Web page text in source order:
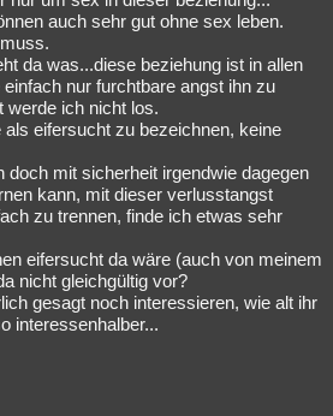
auch sehr gut ohne sex leben.
da was...diese beziehung ist in allen
nur furchtbare angst ihn zu
werde ich nicht los.
eifersucht zu bezeichnen, keine
doch mit sicherheit irgendwie dagegen
kann, mit dieser verlusstangst
zu trennen, finde ich etwas sehr
eifersucht da wäre (auch von meinem
nicht gleichgültig vor?
gesagt noch interessieren, wie alt ihr
interessenhalber...